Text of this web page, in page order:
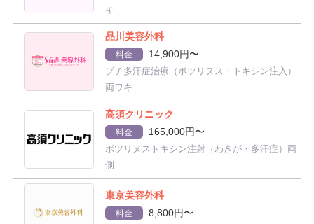
キ
品川美容外科
料金 14,900円〜
プチ多汗症治療（ボツリヌス・トキシン注入）
両ワキ
高須クリニック
料金 165,000円〜
ボツリヌストキシン注射（わきが・多汗症）両
側
東京美容外科
料金 8,800円〜